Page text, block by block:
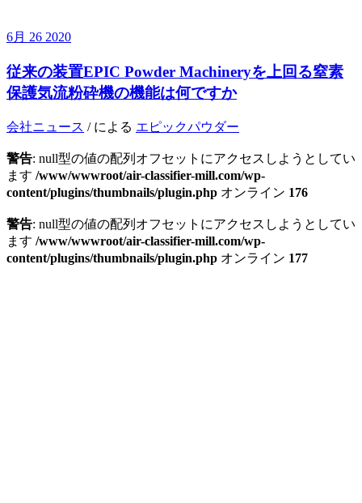
6月 26 2020
従来の装置EPIC Powder Machineryを上回る窒素
保護気流粉砕機の機能は何ですか
会社ニュース / による エピックパウダー
警告: null型の値の配列オフセットにアクセスしようとしてい
ます /www/wwwroot/air-classifier-mill.com/wp-
content/plugins/thumbnails/plugin.php オンライン 176
警告: null型の値の配列オフセットにアクセスしようとしてい
ます /www/wwwroot/air-classifier-mill.com/wp-
content/plugins/thumbnails/plugin.php オンライン 177